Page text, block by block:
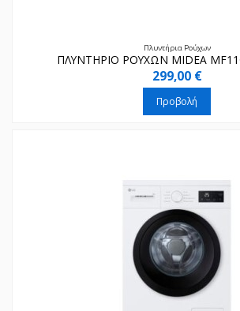
Πλυντήρια Ρούχων
ΠΛΥΝΤΗΡΙΟ ΡΟΥΧΩΝ MIDEA
299,00 €
Προβολή